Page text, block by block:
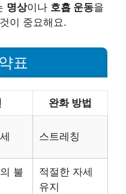
명상이나 호흡 운동을
이 중요해요.
표
완화 방법
스트레칭
불
적절한 자세
유지